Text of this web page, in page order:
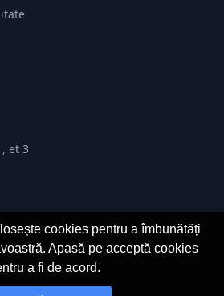
et 3
drepturile rezervate. Dezvoltat de
cookies pentru a îmbunătăți
Apasă pe acceptă cookies
a fi de acord.